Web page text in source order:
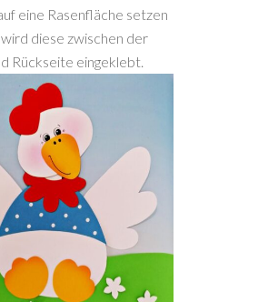
eine Rasenfläche setzen
diese zwischen der
Rückseite eingeklebt.